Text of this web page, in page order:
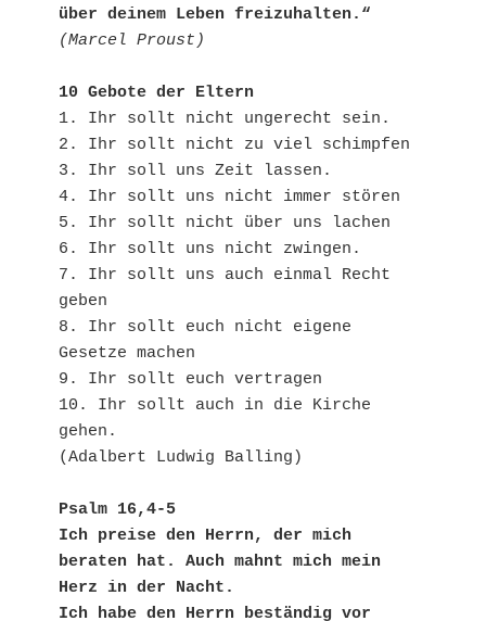
über deinem Leben freizuhalten.“
(Marcel Proust)
10 Gebote der Eltern
1. Ihr sollt nicht ungerecht sein.
2. Ihr sollt nicht zu viel schimpfen
3. Ihr soll uns Zeit lassen.
4. Ihr sollt uns nicht immer stören
5. Ihr sollt nicht über uns lachen
6. Ihr sollt uns nicht zwingen.
7. Ihr sollt uns auch einmal Recht
geben
8. Ihr sollt euch nicht eigene
Gesetze machen
9. Ihr sollt euch vertragen
10. Ihr sollt auch in die Kirche
gehen.
(Adalbert Ludwig Balling)
Psalm 16,4-5
Ich preise den Herrn, der mich
beraten hat. Auch mahnt mich mein
Herz in der Nacht.
Ich habe den Herrn beständig vor